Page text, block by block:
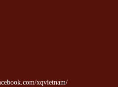
xqvietnam/